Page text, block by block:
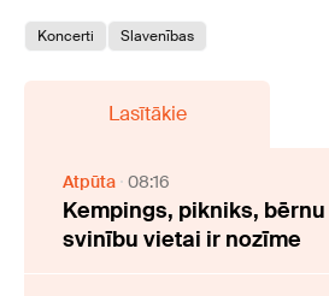
Koncerti Slavenības
Lasītākie
Atpūta 08:16
Kempings, pikniks,
svinību vietai ir nozīme